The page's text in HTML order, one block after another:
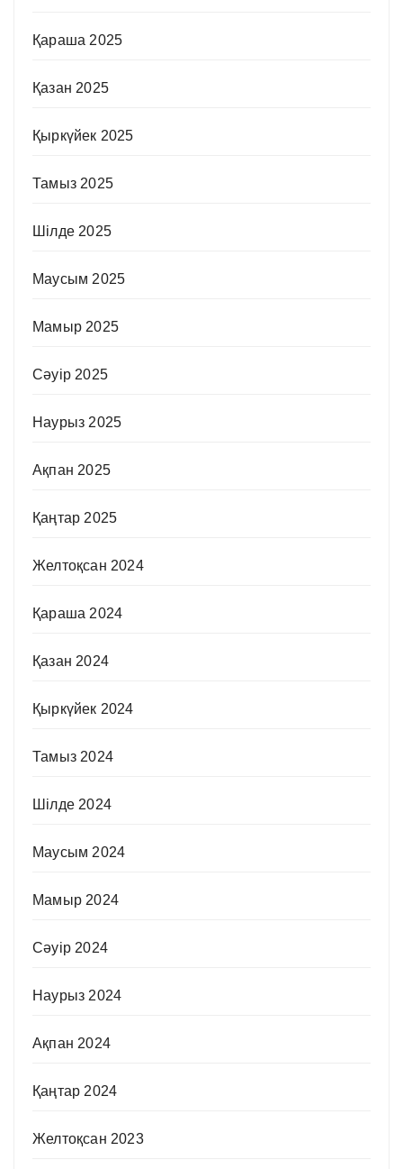
Қараша 2025
Қазан 2025
Қыркүйек 2025
Тамыз 2025
Шілде 2025
Маусым 2025
Мамыр 2025
Сәуір 2025
Наурыз 2025
Ақпан 2025
Қаңтар 2025
Желтоқсан 2024
Қараша 2024
Қазан 2024
Қыркүйек 2024
Тамыз 2024
Шілде 2024
Маусым 2024
Мамыр 2024
Сәуір 2024
Наурыз 2024
Ақпан 2024
Қаңтар 2024
Желтоқсан 2023